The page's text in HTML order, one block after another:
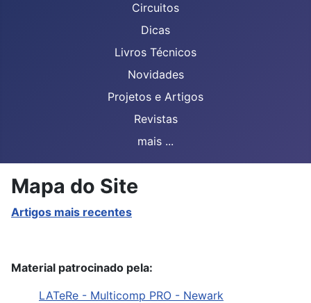
Circuitos
Dicas
Livros Técnicos
Novidades
Projetos e Artigos
Revistas
mais ...
Mapa do Site
Artigos mais recentes
Material patrocinado pela:
LATeRe - Multicomp PRO - Newark